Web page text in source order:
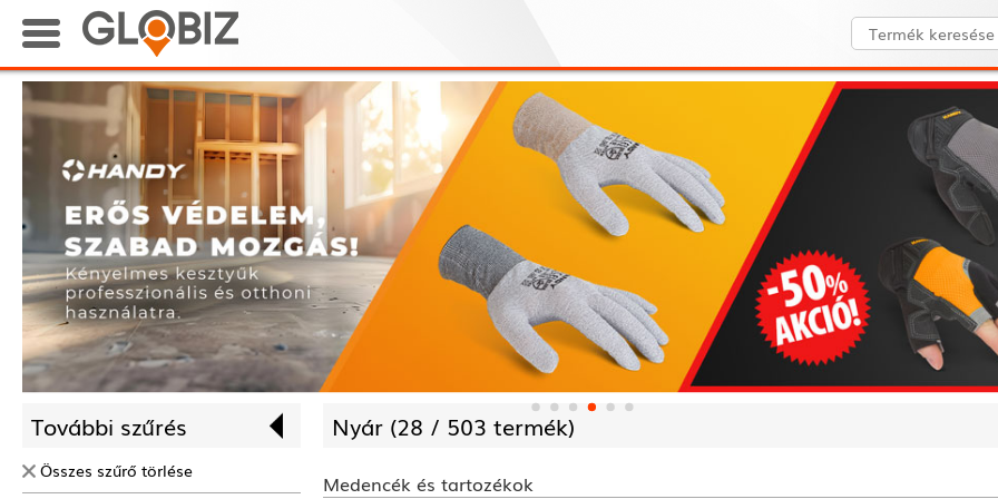
További szűrés
Összes szűrő törlése
Nyár (28 / 503 termék)
Medencék és tartozékok